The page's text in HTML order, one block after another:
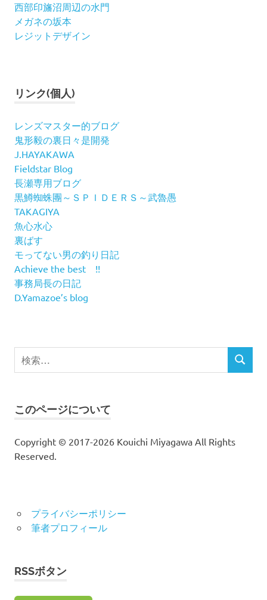
西部印旛沼周辺の水門
メガネの坂本
レジットデザイン
リンク(個人)
レンズマスター的ブログ
鬼形毅の裏日々是開発
J.HAYAKAWA
Fieldstar Blog
長瀬専用ブログ
黒鱒蜘蛛團～ＳＰＩＤＥＲＳ～武魯愚
TAKAGIYA
魚心水心
裏ばす
モってない男の釣り日記
Achieve the best !!
事務局長の日記
D.Yamazoe’s blog
検
索
検
このページについて
Copyright © 2017-2026 Kouichi Miyagawa All Rights
Reserved.
プライバシーポリシー
筆者プロフィール
RSSボタン